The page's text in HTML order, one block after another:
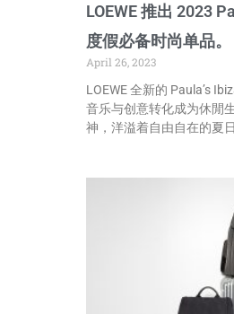
LOEWE 推出 2023
度假必备时尚单品。
April 26, 2023
LOEWE 全新的 Paula’s
音乐与创意转化成为休閒
神，洋溢着自由自在的夏